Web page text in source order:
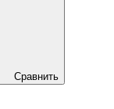
Сравнить